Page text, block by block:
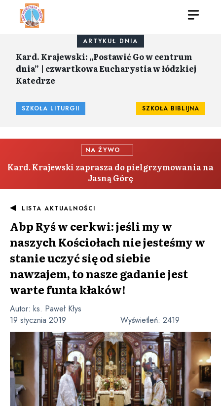
ARTYKUŁ DNIA
Kard. Krajewski: „Postawić Go w centrum
dnia” | czwartkowa Eucharystia w łódzkiej
Katedrze
SZKOŁA LITURGII SZKOŁA BIBLIJNA
NA ŻYWO
Kard. Krajewski zaprasza do pielgrzymowania na
Jasną Górę
LISTA AKTUALNOŚCI
Abp Ryś w cerkwi: jeśli my w
naszych Kościołach nie jesteśmy w
stanie uczyć się od siebie
nawzajem, to nasze gadanie jest
warte funta kłaków!
Autor: ks. Paweł Kłys
19 stycznia 2019
Wyświetleń: 2419